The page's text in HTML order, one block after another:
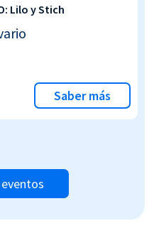
Lilo y Stich
Saber más